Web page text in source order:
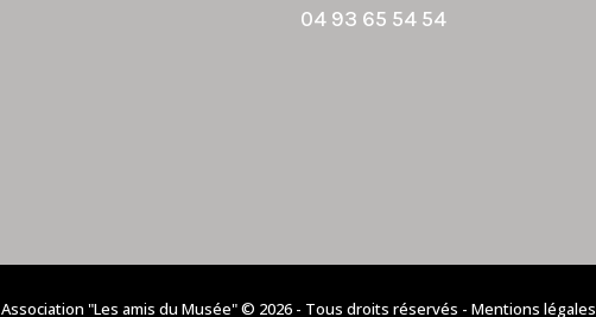
04 93 65 54 54
Association "Les amis du Musée" © 2026 - Tous droits réservés - Mentions légales